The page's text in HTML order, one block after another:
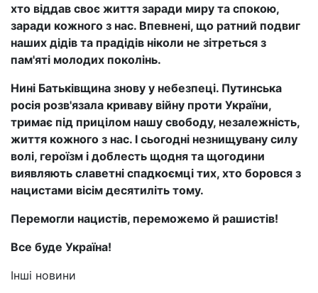
хто віддав своє життя заради миру та спокою,
заради кожного з нас. Впевнені, що ратний подвиг
наших дідів та прадідів ніколи не зітреться з
пам'яті молодих поколінь.
Нині Батьківщина знову у небезпеці. Путинська
росія розв'язала криваву війну проти України,
тримає під прицілом нашу свободу, незалежність,
життя кожного з нас. І сьогодні незнищувану силу
волі, героїзм і доблесть щодня та щогодини
виявляють славетні спадкоємці тих, хто боровся з
нацистами вісім десятиліть тому.
Перемогли нацистів, переможемо й рашистів!
Все буде Україна!
Інші новини